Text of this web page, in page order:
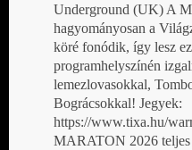
Underground (UK) A
hagyományosan a
köré fonódik, így lesz
programhelyszínén
lemezlovasokkal,
Bográcsokkal! Jegyek:
https://www.tixa.hu/
MARATON 2026 teljes